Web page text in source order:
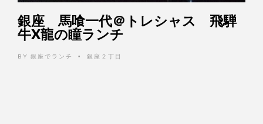
銀座 馬喰一代＠トレシャス 飛騨
牛X龍の瞳ランチ
BY 銀座でランチ • 銀座２丁目